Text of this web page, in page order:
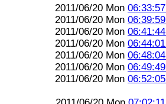
2011/06/20 Mon 06:33:57
2011/06/20 Mon 06:39:59
2011/06/20 Mon 06:41:44
2011/06/20 Mon 06:44:01
2011/06/20 Mon 06:48:04
2011/06/20 Mon 06:49:49
2011/06/20 Mon 06:52:05